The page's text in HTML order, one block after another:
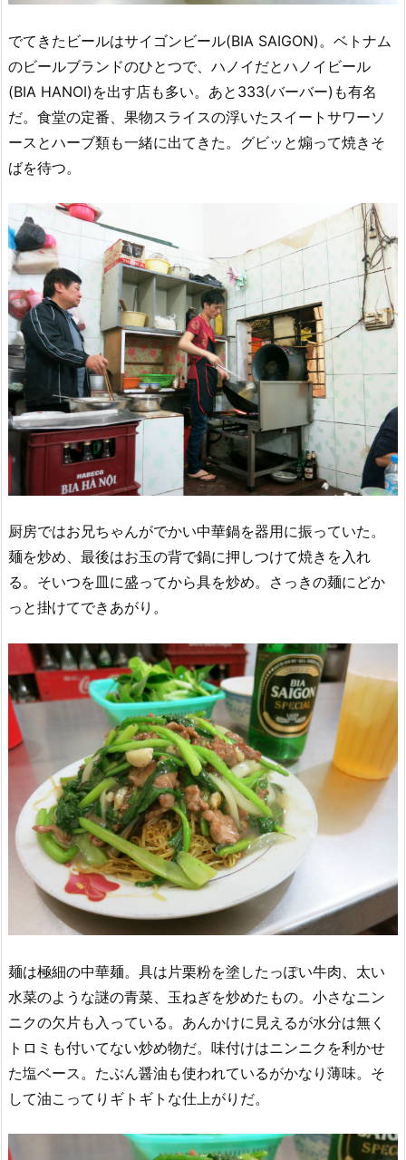
でてきたビールはサイゴンビール(BIA SAIGON)。ベトナム
のビールブランドのひとつで、ハノイだとハノイビール
(BIA HANOI)を出す店も多い。あと333(バーバー)も有名
だ。食堂の定番、果物スライスの浮いたスイートサワーソ
ースとハーブ類も一緒に出てきた。グビッと煽って焼きそ
ばを待つ。
厨房ではお兄ちゃんがでかい中華鍋を器用に振っていた。
麺を炒め、最後はお玉の背で鍋に押しつけて焼きを入れ
る。そいつを皿に盛ってから具を炒め。さっきの麺にどか
っと掛けてできあがり。
麺は極細の中華麺。具は片栗粉を塗したっぽい牛肉、太い
水菜のような謎の青菜、玉ねぎを炒めたもの。小さなニン
ニクの欠片も入っている。あんかけに見えるが水分は無く
トロミも付いてない炒め物だ。味付けはニンニクを利かせ
た塩ベース。たぶん醤油も使われているがかなり薄味。そ
して油こってりギトギトな仕上がりだ。